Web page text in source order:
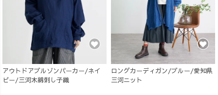
アウトドアブルゾンパーカー/ネイ
ビー/三河木綿刺し子織
ロングカーディガン/ブルー/愛知県
三河ニット